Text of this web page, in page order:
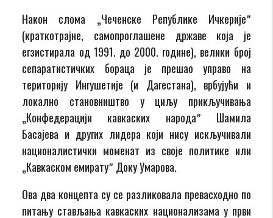
Након слома „Чеченске Републике Ичкеријеˮ
(краткотрајне, самопроглашене државе која је
егзистирала од 1991. до 2000. године), велики број
сепаратистичких бораца је прешао управо на
територију Ингушетије (и Дагестана), врбујући и
локално становништво у циљу прикључивања
„Конфедерацији кавкаских народаˮ Шамила
Басајева и других лидера који нису искључивали
националистички моменат из своје политике или
„Кавкаском емиратуˮ Доку Умарова.
Ова два концепта су се разликовала превасходно по
питању стављања кавкаских национализама у први